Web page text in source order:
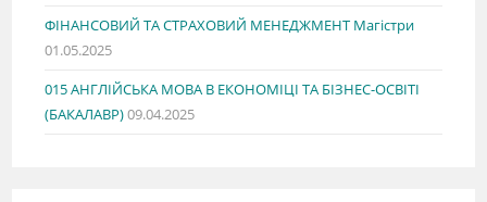
ФІНАНСОВИЙ ТА СТРАХОВИЙ МЕНЕДЖМЕНТ Магістри
01.05.2025
015 АНГЛІЙСЬКА МОВА В ЕКОНОМІЦІ ТА БІЗНЕС-ОСВІТІ
(БАКАЛАВР)09.04.2025